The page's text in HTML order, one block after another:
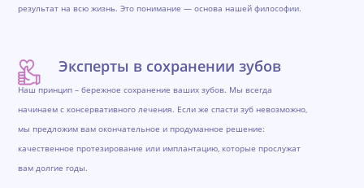
результат на всю жизнь. Это понимание — основа нашей философии.
Эксперты в сохранении зубов
Наш принцип – бережное сохранение ваших зубов. Мы всегда
начинаем с консервативного лечения. Если же спасти зуб невозможно,
мы предложим вам окончательное и продуманное решение:
качественное протезирование или имплантацию, которые прослужат
вам долгие годы.